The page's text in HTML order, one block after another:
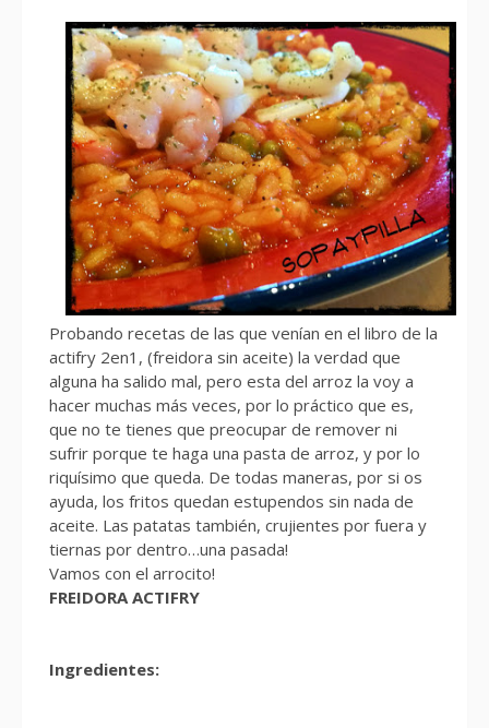
Probando recetas de las que venían en el libro de la
actifry 2en1, (freidora sin aceite) la verdad que
alguna ha salido mal, pero esta del arroz la voy a
hacer muchas más veces, por lo práctico que es,
que no te tienes que preocupar de remover ni
sufrir porque te haga una pasta de arroz, y por lo
riquísimo que queda. De todas maneras, por si os
ayuda, los fritos quedan estupendos sin nada de
aceite. Las patatas también, crujientes por fuera y
tiernas por dentro…una pasada!
Vamos con el arrocito!
FREIDORA ACTIFRY
Ingredientes: